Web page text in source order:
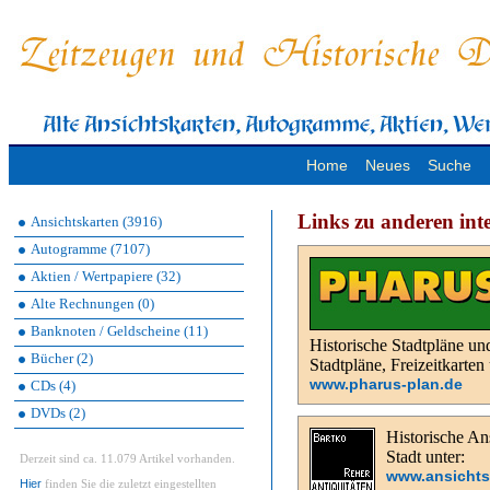
Home Neues Suche
Ansichtskarten (3916)
Autogramme (7107)
Aktien / Wertpapiere (32)
Alte Rechnungen (0)
Banknoten / Geldscheine (11)
Bücher (2)
CDs (4)
DVDs (2)
Derzeit sind ca. 11.079 Artikel vorhanden.
Hier finden Sie die zuletzt eingestellten
Links zu anderen
Historische Stadtpläne
Stadtpläne,
www.pharus-plan.de
Historische
Stadt unter: